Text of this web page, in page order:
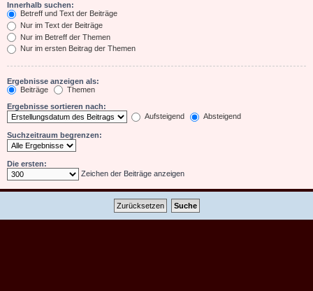
Innerhalb suchen:
Betreff und Text der Beiträge
Nur im Text der Beiträge
Nur im Betreff der Themen
Nur im ersten Beitrag der Themen
Ergebnisse anzeigen als:
Beiträge
Themen
Ergebnisse sortieren nach:
Aufsteigend
Absteigend
Suchzeitraum begrenzen:
Die ersten:
Zeichen der Beiträge anzeigen